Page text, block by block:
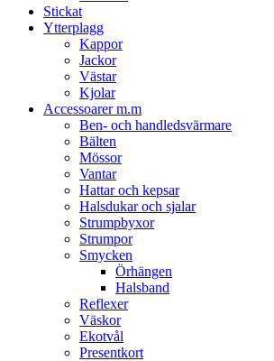
Stickat
Ytterplagg
Kappor
Jackor
Västar
Kjolar
Accessoarer m.m
Ben- och handledsvärmare
Bälten
Mössor
Vantar
Hattar och kepsar
Halsdukar och sjalar
Strumpbyxor
Strumpor
Smycken
Örhängen
Halsband
Reflexer
Väskor
Ekotvål
Presentkort